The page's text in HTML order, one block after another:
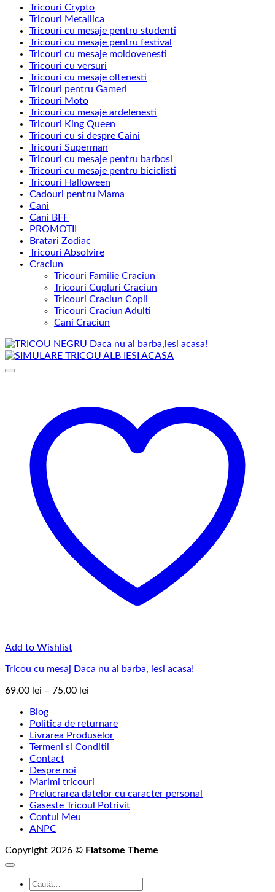
Tricouri Crypto
Tricouri Metallica
Tricouri cu mesaje pentru studenti
Tricouri cu mesaje pentru festival
Tricouri cu mesaje moldovenesti
Tricouri cu versuri
Tricouri cu mesaje oltenesti
Tricouri pentru Gameri
Tricouri Moto
Tricouri cu mesaje ardelenesti
Tricouri King Queen
Tricouri cu si despre Caini
Tricouri Superman
Tricouri cu mesaje pentru barbosi
Tricouri cu mesaje pentru biciclisti
Tricouri Halloween
Cadouri pentru Mama
Cani
Cani BFF
PROMOTII
Bratari Zodiac
Tricouri Absolvire
Craciun
Tricouri Familie Craciun
Tricouri Cupluri Craciun
Tricouri Craciun Copii
Tricouri Craciun Adulti
Cani Craciun
Add to Wishlist
Tricou cu mesaj Daca nu ai barba, iesi acasa!
69,00 lei – 75,00 lei
69,00 lei
până
la
Blog
Politica de returnare
Livrarea Produselor
Termeni si Conditii
Contact
Despre noi
Marimi tricouri
Prelucrarea datelor cu caracter personal
Gaseste Tricoul Potrivit
Contul Meu
ANPC
Copyright 2026 © Flatsome Theme
Caută